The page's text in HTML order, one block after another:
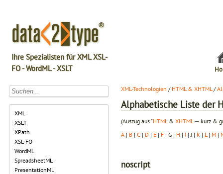
Ihre Spezialisten für XML XSL-
FO - WordML - XSLT
XML
XSLT
XPath
XSL-FO
WordML
SpreadsheetML
PresentationML
XML-Technologien / HTML & XHTML/
Alphabetische Liste der
(Auszug aus "HTML & XHTML ─ kurz &
A | B | C | D | E | F | G | H | I | J | K | L | M |
noscript